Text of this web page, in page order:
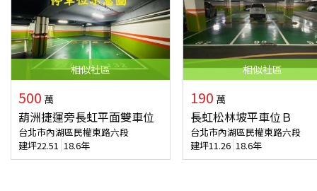
相似社區
500 萬
葫洲捷運旁長虹平面雙車位
台北市內湖區民權東路六段
建坪22.51 18.6年
相似社區
190 萬
長虹松林坡平車位Ｂ
台北市內湖區民權東路六段
建坪11.26 18.6年